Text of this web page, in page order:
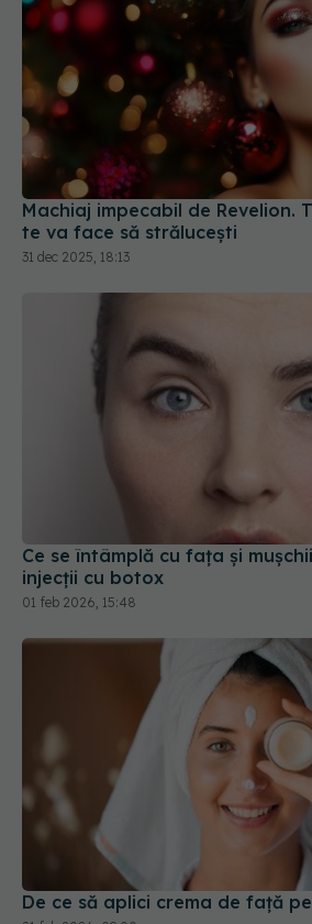
Machiaj impecabil de Revelion.
te va face să strălucești
31 dec 2025, 18:13
De ce să aplici crema de față
21 feb 2026, 09:00